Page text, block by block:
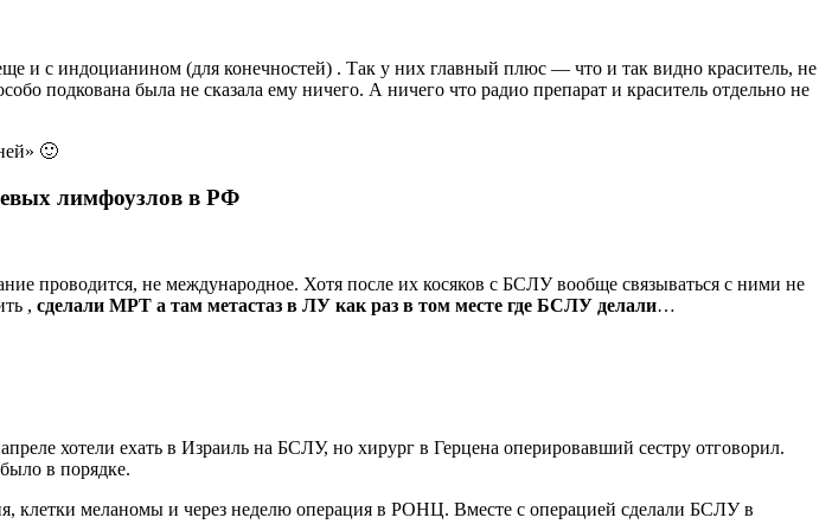
и с индоцианином (для конечностей) . Так у них главный плюс — что и так видно краситель, не
подкована была не сказала ему ничего. А ничего что радио препарат и краситель отдельно не
🙂
лимфоузлов в РФ
проводится, не международное. Хотя после их косяков с БСЛУ вообще связываться с ними не
, сделали МРТ а там метастаз в ЛУ как раз в том месте где БСЛУ делали…
хотели ехать в Израиль на БСЛУ, но хирург в Герцена оперировавший сестру отговорил.
в порядке.
клетки меланомы и через неделю операция в РОНЦ. Вместе с операцией сделали БСЛУ в